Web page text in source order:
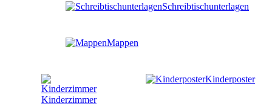
Schreibtischunterlagen
Mappen
Kinderzimmer
Kinderposter